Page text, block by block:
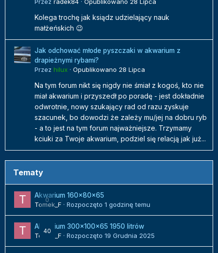
Kolega trochę jak ksiądz udzielający nauk
małżeńskich 😉
Jak odchować młode pyszczaki w akwarium z
drapieżnymi rybami?
Przez hilux · Opublikowano 28 Lipca
Na tym forum nikt się nigdy nie śmiał z kogoś, kto nie
miał akwarium i przyszedł po poradę - jest dokładnie
odwrotnie, nowy szukający rad od razu zyskuje
szacunek, bo dowodzi że zależy mu/jej na dobru ryb
- a to jest na tym forum najważniejsze. Trzymamy
kciuki za Twoje akwarium, podziel się relacją jak już...
Tematy
0
Akwarium 160x80x65
Tomek_F · Rozpoczęto 1 godzinę temu
40
Akwarium 300x100x65 1950 litrów
Tomek_F · Rozpoczęto 19 Grudnia 2025